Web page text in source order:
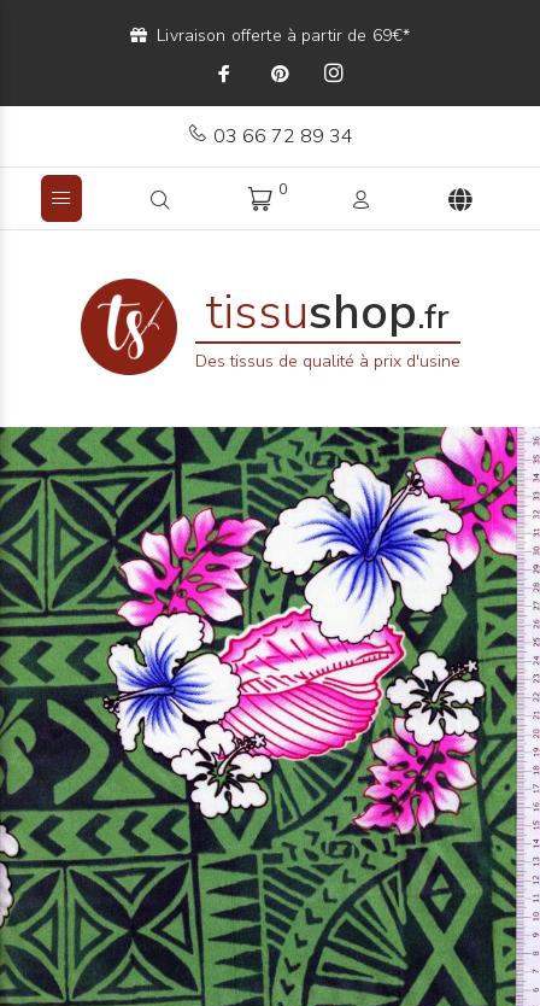
Livraison offerte à partir de 69€*
03 66 72 89 34
0
tissushop.fr
Des tissus de qualité à prix d'usine